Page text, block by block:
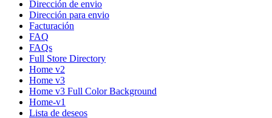
Dirección de envio
Dirección para envio
Facturación
FAQ
FAQs
Full Store Directory
Home v2
Home v3
Home v3 Full Color Background
Home-v1
Lista de deseos